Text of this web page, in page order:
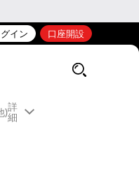
イン 口座開設
)詳
細